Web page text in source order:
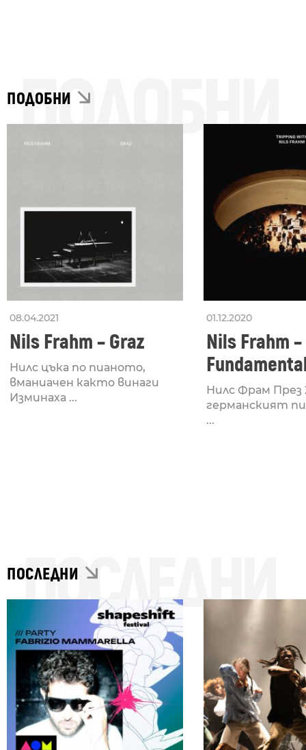
ПОДОБНИ
ПОДОБНИ
08.04.2021
Nils Frahm – Graz
Нилс цъка по пианото,
вманиачен както винаги
Изминаха ...
01.12.2020
Nils Frahm –
Нилс Фрам През
германският
...
ПОСЛЕДНИ
ПОСЛЕДНИ